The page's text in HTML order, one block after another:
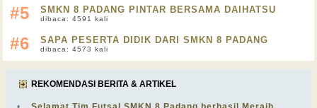
#5 SMKN 8 PADANG PINTAR BERSAMA DAIHATSU
dibaca: 4591 kali
#6 SAPA PESERTA DIDIK DARI SMKN 8 PADANG
dibaca: 4573 kali
REKOMENDASI BERITA & ARTIKEL